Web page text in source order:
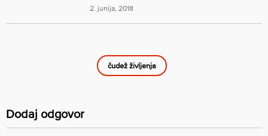
2. junija, 2018
čudež življenja
Dodaj odgovor